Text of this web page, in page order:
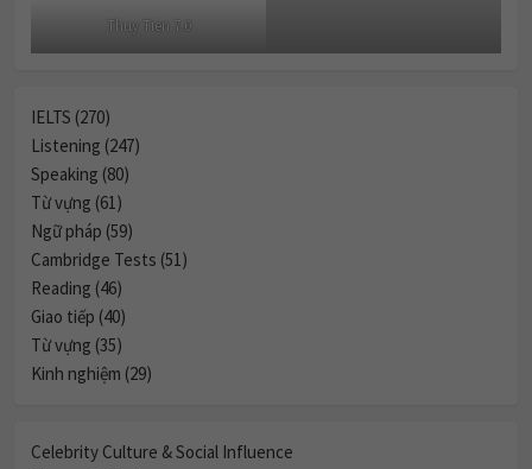
Thuy Tien 7.0
IELTS (270)
Listening (247)
Speaking (80)
Từ vựng (61)
Ngữ pháp (59)
Cambridge Tests (51)
Reading (46)
Giao tiếp (40)
Từ vựng (35)
Kinh nghiệm (29)
Celebrity Culture & Social Influence